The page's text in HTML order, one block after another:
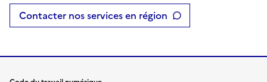
Contacter nos services en région